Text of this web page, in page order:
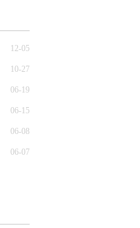
12-05
10-27
06-19
06-15
06-08
06-07